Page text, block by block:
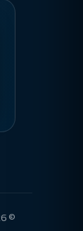
© 2026 مؤسسة بيوت الفرسان — جميع الحقوق محفوظة.